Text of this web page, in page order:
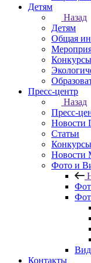
Детям
Назад
Детям
Общая
Конкурсы
Пресс-центр
Назад
Пресс-
Новости
Статьи
Новости
Фото и
Контакты